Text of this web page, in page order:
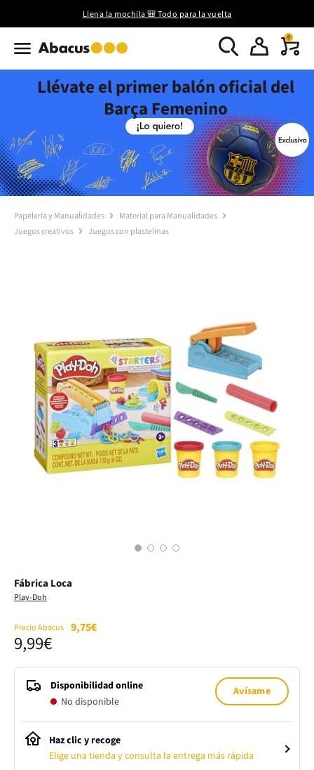
Llena la mochila 🎒 Todo para la vuelta
0
Llévate el primer balón oficial del
Barça Femenino
Papelería y Manualidades
Material para Manualidades
Juegos creativos
Juegos con plastelinas
1 2 3 4
Fábrica Loca
Play-Doh
Precio Abacus 9,75€
9,99€
Disponibilidad online
No disponible
Avísame
Haz clic y recoge
Elige una tienda y consulta la entrega más rápida